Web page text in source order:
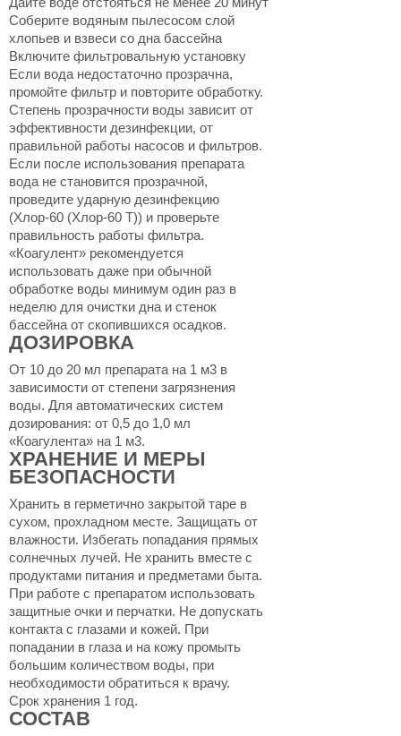
Соберите водяным пылесосом слой
хлопьев и взвеси со дна бассейна
Включите фильтровальную установку
Если вода недостаточно прозрачна,
промойте фильтр и повторите обработку.
Степень прозрачности воды зависит от
эффективности дезинфекции, от
правильной работы насосов и фильтров.
Если после использования препарата
вода не становится прозрачной,
проведите ударную дезинфекцию
(Хлор-60 (Хлор-60 Т)) и проверьте
правильность работы фильтра.
«Коагулент» рекомендуется
использовать даже при обычной
обработке воды минимум один раз в
неделю для очистки дна и стенок
бассейна от скопившихся осадков.
ДОЗИРОВКА
От 10 до 20 мл препарата на 1 м3 в
зависимости от степени загрязнения
воды. Для автоматических систем
дозирования: от 0,5 до 1,0 мл
«Коагулента» на 1 м3.
ХРАНЕНИЕ И МЕРЫ
БЕЗОПАСНОСТИ
Хранить в герметично закрытой таре в
сухом, прохладном месте. Защищать от
влажности. Избегать попадания прямых
солнечных лучей. Не хранить вместе с
продуктами питания и предметами быта.
При работе с препаратом использовать
защитные очки и перчатки. Не допускать
контакта с глазами и кожей. При
попадании в глаза и на кожу промыть
большим количеством воды, при
необходимости обратиться к врачу.
Срок хранения 1 год.
СОСТАВ